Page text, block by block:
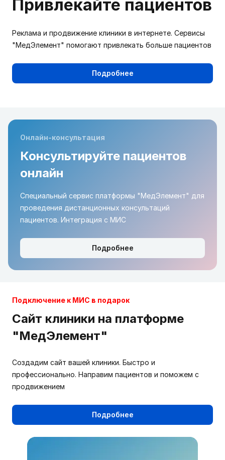
Привлекайте пациентов
Реклама и продвижение клиники в интернете. Сервисы
"МедЭлемент" помогают привлекать больше пациентов
Подробнее
Онлайн-консультация
Консультируйте пациентов
онлайн
Специальный сервис платформы "МедЭлемент" для
проведения дистанционных консультаций
пациентов. Интеграция с МИС
Подробнее
Подключение к МИС в подарок
Сайт клиники на платформе
"МедЭлемент"
Создадим сайт вашей клиники. Быстро и
профессионально. Направим пациентов и поможем с
продвижением
Подробнее